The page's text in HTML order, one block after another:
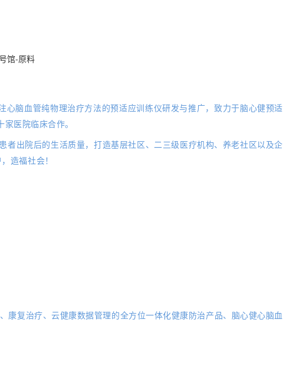
心脑血管纯物理治疗方法的预适应训练仪研发与推广，致力于脑心健预适
医院临床合作。
出院后的生活质量，打造基层社区、二三级医疗机构、养老社区以及企
造福社会！
复治疗、云健康数据管理的全方位一体化健康防治产品、脑心健心脑血